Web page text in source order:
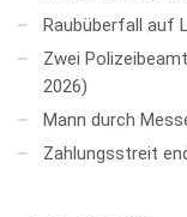
Raubüberfall auf
Zwei
2026
Mann durch
Zahlungsstreit